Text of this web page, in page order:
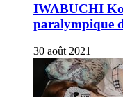
IWABUCHI
paralympique
30 août 2021